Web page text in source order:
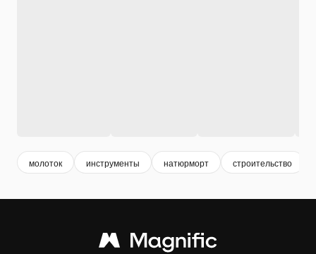
молоток инструменты натюрморт строительство